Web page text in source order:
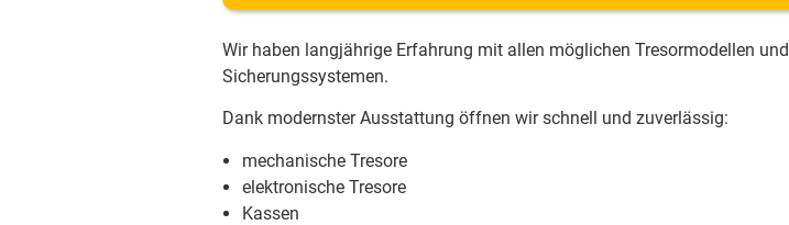
Wir haben langjährige Erfahrung mit allen möglichen Tresormodellen und
Sicherungssystemen.
Dank modernster Ausstattung öffnen wir schnell und zuverlässig:
mechanische Tresore
elektronische Tresore
Kassen